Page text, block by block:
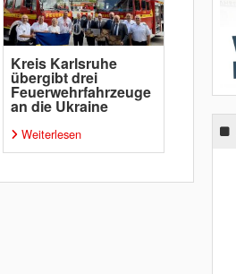
Kreis Karlsruhe
übergibt drei
Feuerwehrfahrzeuge
an die Ukraine
Weiterlesen